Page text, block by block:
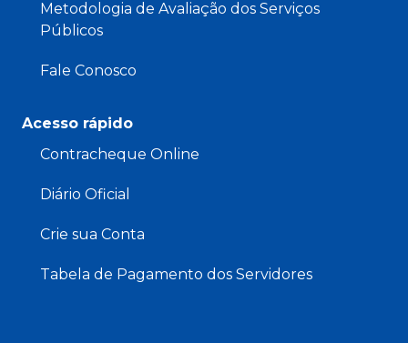
Metodologia de Avaliação dos Serviços
Públicos
Fale Conosco
Acesso rápido
Contracheque Online
Diário Oficial
Crie sua Conta
Tabela de Pagamento dos Servidores